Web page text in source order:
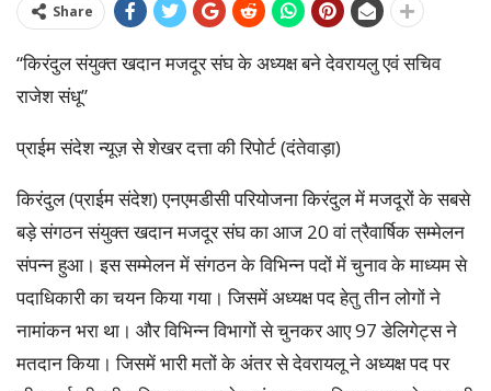
Share
“किरंदुल संयुक्त खदान मजदूर संघ के अध्यक्ष बने देवरायलु एवं सचिव
राजेश संधू”
प्राईम संदेश न्यूज़ से शेखर दत्ता की रिपोर्ट (दंतेवाड़ा)
किरंदुल (प्राईम संदेश) एनएमडीसी परियोजना किरंदुल में मजदूरों के सबसे
बड़े संगठन संयुक्त खदान मजदूर संघ का आज 20 वां त्रैवार्षिक सम्मेलन
संपन्न हुआ। इस सम्मेलन में संगठन के विभिन्न पदों में चुनाव के माध्यम से
पदाधिकारी का चयन किया गया। जिसमें अध्यक्ष पद हेतु तीन लोगों ने
नामांकन भरा था। और विभिन्न विभागों से चुनकर आए 97 डेलिगेट्स ने
मतदान किया। जिसमें भारी मतों के अंतर से देवरायलू ने अध्यक्ष पद पर